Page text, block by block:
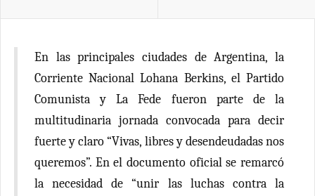
En las principales ciudades de Argentina, la
Corriente Nacional Lohana Berkins, el Partido
Comunista y La Fede fueron parte de la
multitudinaria jornada convocada para decir
fuerte y claro “Vivas, libres y desendeudadas nos
queremos”. En el documento oficial se remarcó
la necesidad de “unir las luchas contra la